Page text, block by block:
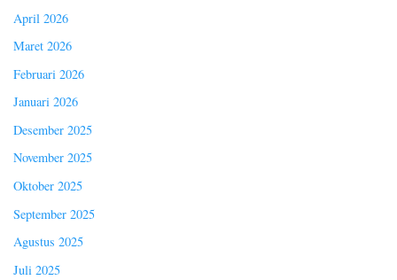
April 2026
Maret 2026
Februari 2026
Januari 2026
Desember 2025
November 2025
Oktober 2025
September 2025
Agustus 2025
Juli 2025